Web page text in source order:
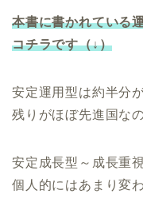
本書に書かれている
コチラです（↓）
安定運用型は約半分
残りがほぼ先進国な
安定成長型～成長重
個人的にはあまり変